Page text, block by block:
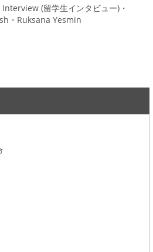
(留学生インタビュー)・
・Ruksana Yesmin